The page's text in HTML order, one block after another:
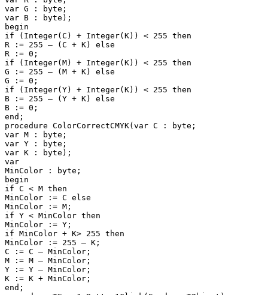
var G : byte;
var B : byte);
begin
if (Integer(C) + Integer(K)) < 255 then
R := 255 — (C + K) else
R := 0;
if (Integer(M) + Integer(K)) < 255 then
G := 255 — (M + K) else
G := 0;
if (Integer(Y) + Integer(K)) < 255 then
B := 255 — (Y + K) else
B := 0;
end;
procedure ColorCorrectCMYK(var C : byte;
var M : byte;
var Y : byte;
var K : byte);
var
MinColor : byte;
begin
if C < M then
MinColor := C else
MinColor := M;
if Y < MinColor then
MinColor := Y;
if MinColor + K> 255 then
MinColor := 255 — K;
C := C — MinColor;
M := M — MinColor;
Y := Y — MinColor;
K := K + MinColor;
end;